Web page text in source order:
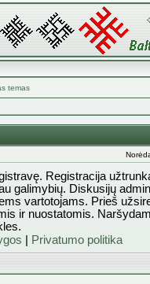
temas
Registracija
galimybių. Diskusijų
vartotojams. Prieš
ir nuostatomis.
Privatumo politika